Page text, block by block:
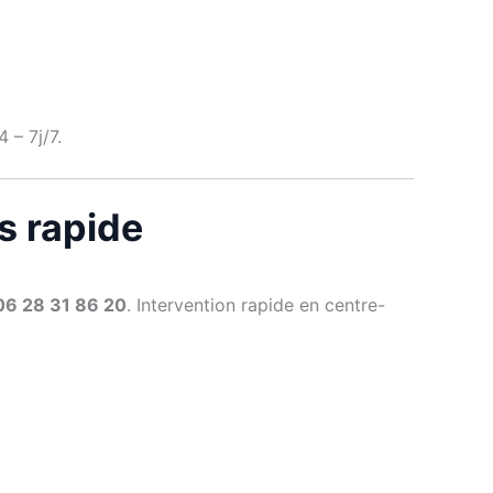
– 7j/7.
rapide
28 31 86 20. Intervention rapide en centre-